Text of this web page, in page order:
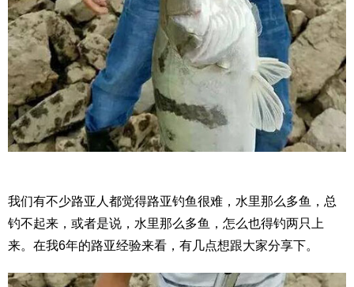
我们有不少路亚人都觉得路亚钓鱼很难，水里那么多鱼，总
钓不起来，或者是说，水里那么多鱼，怎么也得钓两只上
来。在我6年的路亚经验来看，有几点想跟大家分享下。